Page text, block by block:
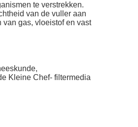
te verstrekken.
van de vuller aan
gas, vloeistof en vast
Kleine Chef- filtermedia